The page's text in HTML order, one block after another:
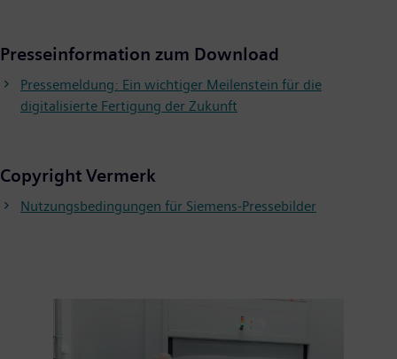
Presseinformation zum Download
Pressemeldung: Ein wichtiger Meilenstein für die
digitalisierte Fertigung der Zukunft
Copyright Vermerk
Nutzungsbedingungen für Siemens-Pressebilder